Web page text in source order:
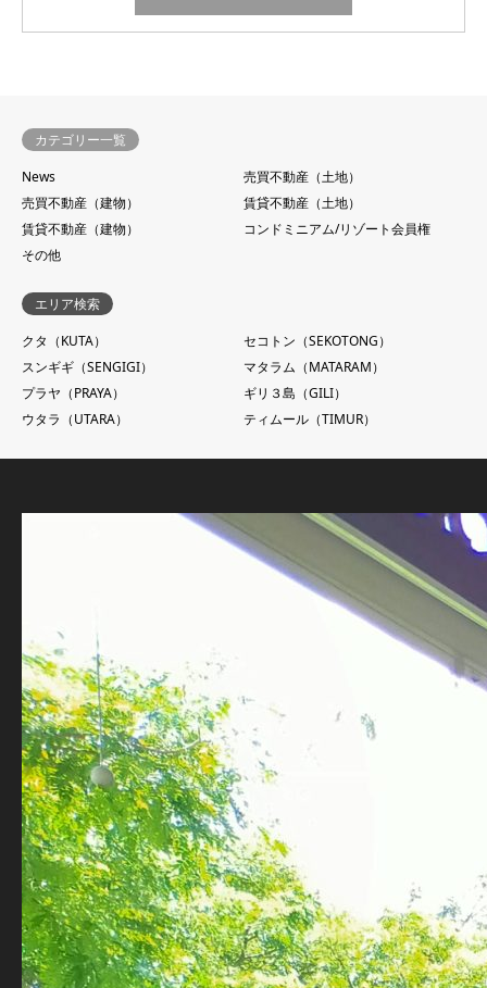
カテゴリー一覧
News
売買不動産（土地）
売買不動産（建物）
賃貸不動産（土地）
賃貸不動産（建物）
コンドミニアム/リゾート会員権
その他
エリア検索
クタ（KUTA）
セコトン（SEKOTONG）
スンギギ（SENGIGI）
マタラム（MATARAM）
プラヤ（PRAYA）
ギリ３島（GILI）
ウタラ（UTARA）
ティムール（TIMUR）